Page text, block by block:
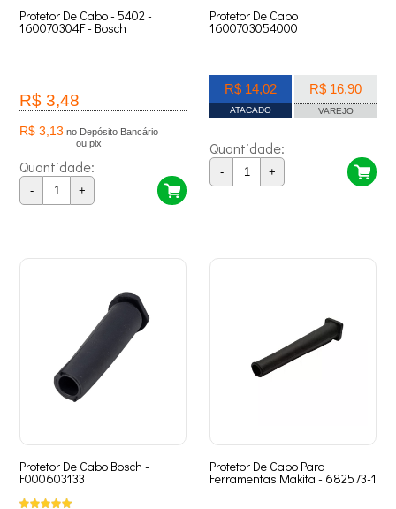
Protetor De Cabo - 5402 -
160070304F - Bosch
R$ 3,48
R$ 3,13 no Depósito Bancário
ou pix
Quantidade:
- +
Protetor De Cabo
1600703054000
R$ 14,02
ATACADO
R$ 16,90
VAREJO
Quantidade:
- +
Protetor De Cabo Bosch -
F000603133
Protetor De Cabo Para
Ferramentas Makita - 682573-1